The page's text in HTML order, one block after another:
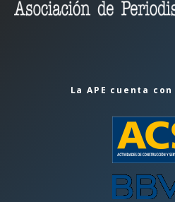
La APE cuenta